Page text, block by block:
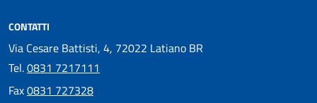
CONTATTI
Via Cesare Battisti, 4, 72022 Latiano BR
Tel.0831 7217111
Fax0831 727328